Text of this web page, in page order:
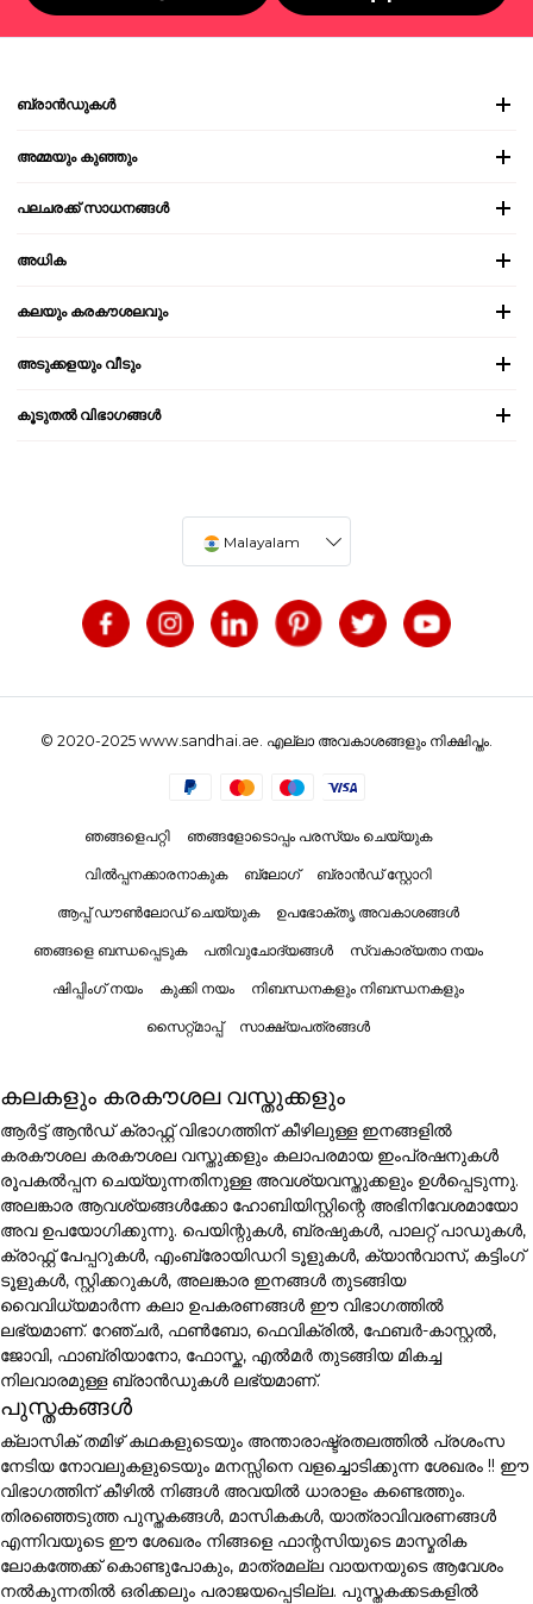
ബ്രാൻഡുകൾ
അമ്മയും കുഞ്ഞും
പലചരക്ക് സാധനങ്ങൾ
അധിക
കലയും കരകൗശലവും
അടുക്കളയും വീടും
കൂടുതൽ വിഭാഗങ്ങൾ
Malayalam
© 2020-2025 www.sandhai.ae. എല്ലാ അവകാശങ്ങളും നിക്ഷിപ്തം.
ഞങ്ങളെപറ്റി ഞങ്ങളോടൊപ്പം പരസ്യം ചെയ്യുക
വിൽപ്പനക്കാരനാകുക ബ്ലോഗ് ബ്രാൻഡ് സ്റ്റോറി
ആപ്പ് ഡൗൺലോഡ് ചെയ്യുക ഉപഭോക്തൃ അവകാശങ്ങൾ
ഞങ്ങളെ ബന്ധപ്പെടുക പതിവുചോദ്യങ്ങൾ സ്വകാര്യതാ നയം
ഷിപ്പിംഗ് നയം കുക്കി നയം നിബന്ധനകളും നിബന്ധനകളും
സൈറ്റ്മാപ്പ് സാക്ഷ്യപത്രങ്ങൾ
കലകളും കരകൗശല വസ്തുക്കളും
ആർട്ട് ആൻഡ് ക്രാഫ്റ്റ് വിഭാഗത്തിന് കീഴിലുള്ള ഇനങ്ങളിൽ
കരകൗശല കരകൗശല വസ്തുക്കളും കലാപരമായ ഇംപ്രഷനുകൾ
രൂപകൽപ്പന ചെയ്യുന്നതിനുള്ള അവശ്യവസ്തുക്കളും ഉൾപ്പെടുന്നു.
അലങ്കാര ആവശ്യങ്ങൾക്കോ ഹോബിയിസ്റ്റിന്റെ അഭിനിവേശമായോ
അവ ഉപയോഗിക്കുന്നു. പെയിന്റുകൾ, ബ്രഷുകൾ, പാലറ്റ് പാഡുകൾ,
ക്രാഫ്റ്റ് പേപ്പറുകൾ, എംബ്രോയിഡറി ടൂളുകൾ, ക്യാൻവാസ്, കട്ടിംഗ്
ടൂളുകൾ, സ്റ്റിക്കറുകൾ, അലങ്കാര ഇനങ്ങൾ തുടങ്ങിയ
വൈവിധ്യമാർന്ന കലാ ഉപകരണങ്ങൾ ഈ വിഭാഗത്തിൽ
ലഭ്യമാണ്. റേഞ്ചർ, ഫൺബോ, ഫെവിക്രിൽ, ഫേബർ-കാസ്റ്റൽ,
ജോവി, ഫാബ്രിയാനോ, ഫോസ്ക, എൽമർ തുടങ്ങിയ മികച്ച
നിലവാരമുള്ള ബ്രാൻഡുകൾ ലഭ്യമാണ്.
പുസ്തകങ്ങൾ
ക്ലാസിക് തമിഴ് കഥകളുടെയും അന്താരാഷ്ട്രതലത്തിൽ പ്രശംസ
നേടിയ നോവലുകളുടെയും മനസ്സിനെ വളച്ചൊടിക്കുന്ന ശേഖരം !! ഈ
വിഭാഗത്തിന് കീഴിൽ നിങ്ങൾ അവയിൽ ധാരാളം കണ്ടെത്തും.
തിരഞ്ഞെടുത്ത പുസ്തകങ്ങൾ, മാസികകൾ, യാത്രാവിവരണങ്ങൾ
എന്നിവയുടെ ഈ ശേഖരം നിങ്ങളെ ഫാന്റസിയുടെ മാസ്മരിക
ലോകത്തേക്ക് കൊണ്ടുപോകും, മാത്രമല്ല വായനയുടെ ആവേശം
നൽകുന്നതിൽ ഒരിക്കലും പരാജയപ്പെടില്ല. പുസ്തകക്കടകളിൽ